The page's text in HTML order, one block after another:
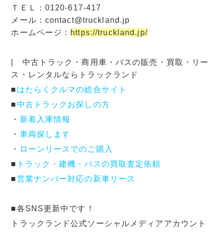
ＴＥＬ：0120-617-417
メール：contact@truckland.jp
ホームページ： https://truckland.jp/
| 中古トラック・商用車・バスの販売・買取・リー
ス・レンタルならトラックランド
■ はたらくクルマの総合サイト
■中古トラックお探しの方
・ 新着入庫情報
・ 車両探します
・
ローンリースでのご購入
■ トラック・建機・バスの買取査定依頼
■営業ナンバー対応の新車リース
■各SNS更新中です！
トラックランド公式ソーシャルメディアアカウント